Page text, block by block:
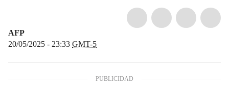
AFP
20/05/2025 - 23:33 GMT-5